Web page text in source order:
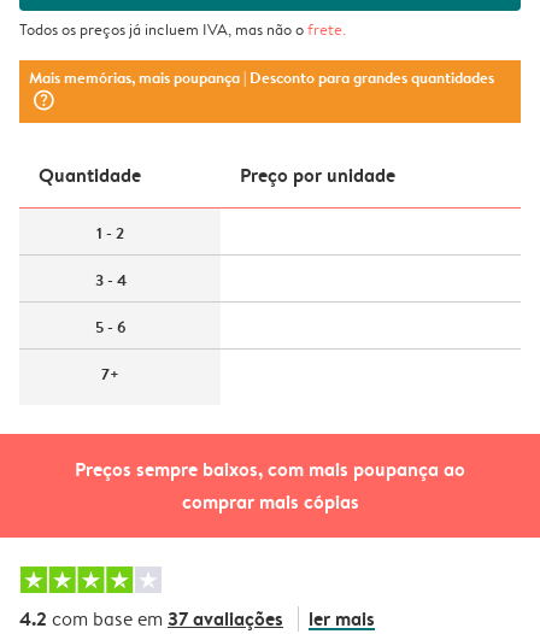
Preços sempre baixos, com mais poupança ao
comprar mais cópias
Todos os preços já incluem IVA, mas não ofrete.
Mais memórias, mais poupança| Desconto para grandes quantidades
question_mark_circle
Quantidade Preço por unidade
1 - 2
3 - 4
5 - 6
7+
4.2 com base em 37 avaliações ler mais